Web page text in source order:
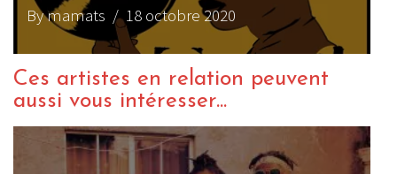
By mamats / 18 octobre 2020
Ces artistes en relation peuvent
aussi vous intéresser...